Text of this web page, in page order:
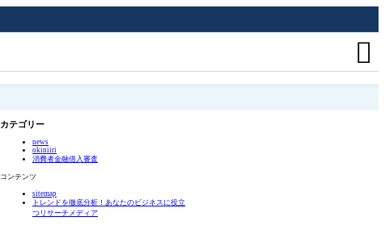

カテゴリー
news
okiniiri
消費者金融借入審査
コンテンツ
sitemap
トレンドを徹底分析！あなたのビジネスに役立
つリサーチメディア